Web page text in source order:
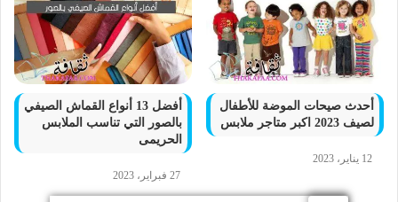
أحدث صيحات الموضة للأطفال
لصيف 2023 اكبر متاجر ملابس
12 يناير، 2023
أفضل 13 أنواع القماش الصيفي
بالصور التي تناسب الملابس
الحريمى
27 فبراير، 2023